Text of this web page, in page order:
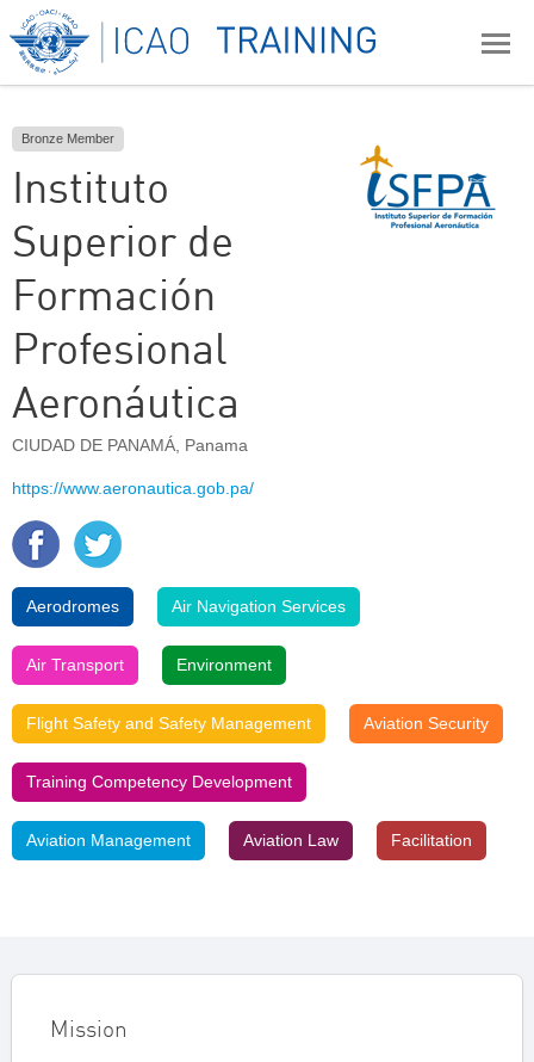
Bronze Member
Instituto
Superior de
Formación
Profesional
Aeronáutica
CIUDAD DE PANAMÁ, Panama
https://www.aeronautica.gob.pa/
Aerodromes Air Navigation Services
Air Transport Environment
Flight Safety and Safety Management Aviation Security
Training Competency Development
Aviation Management Aviation Law Facilitation
Mission